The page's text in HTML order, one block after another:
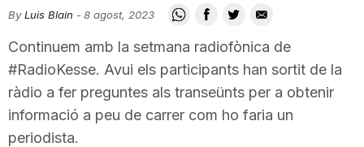
C
i
By Luis Blain -8 agost, 2023
Continuem amb la setmana radiofònica de
#RadioKesse. Avui els participants han sortit de la
ràdio a fer preguntes als transeünts per a obtenir
informació a peu de carrer com ho faria un
periodista.